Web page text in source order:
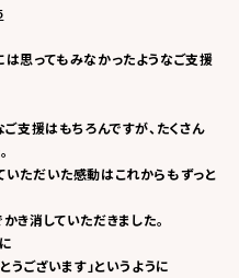
思ってもみなかったようなご支援
支援はもちろんですが、たくさん
ただいた感動はこれからもずっと
き消していただきました。
うございます」というように